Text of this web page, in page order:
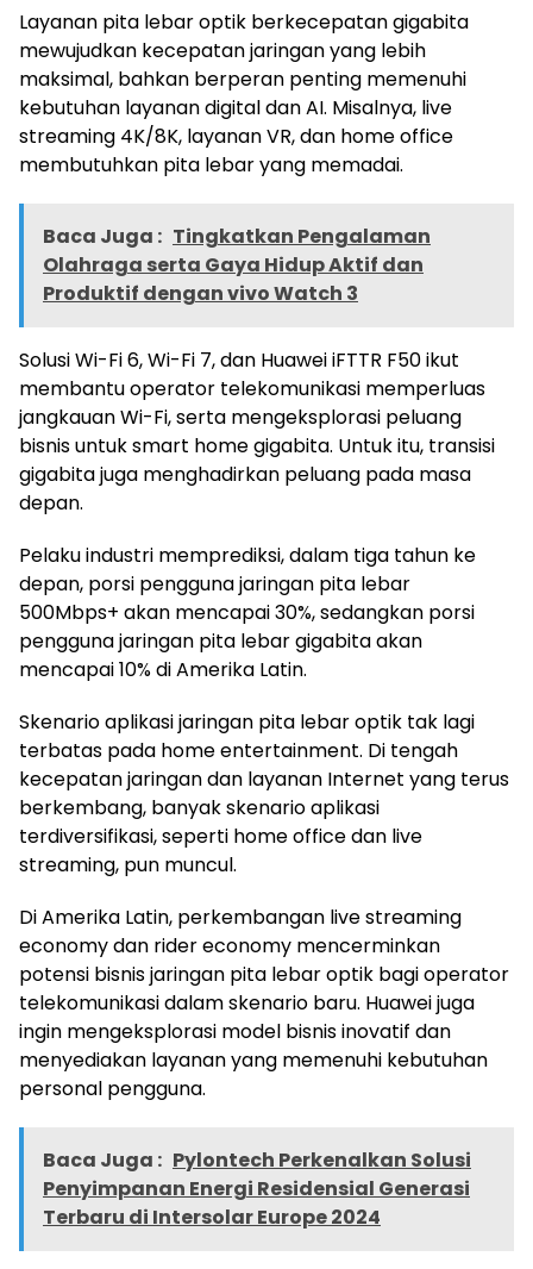
Layanan pita lebar optik berkecepatan gigabita
mewujudkan kecepatan jaringan yang lebih
maksimal, bahkan berperan penting memenuhi
kebutuhan layanan digital dan AI. Misalnya, live
streaming 4K/8K, layanan VR, dan home office
membutuhkan pita lebar yang memadai.
Baca Juga : Tingkatkan Pengalaman
Olahraga serta Gaya Hidup Aktif dan
Produktif dengan vivo Watch 3
Solusi Wi-Fi 6, Wi-Fi 7, dan Huawei iFTTR F50 ikut
membantu operator telekomunikasi memperluas
jangkauan Wi-Fi, serta mengeksplorasi peluang
bisnis untuk smart home gigabita. Untuk itu, transisi
gigabita juga menghadirkan peluang pada masa
depan.
Pelaku industri memprediksi, dalam tiga tahun ke
depan, porsi pengguna jaringan pita lebar
500Mbps+ akan mencapai 30%, sedangkan porsi
pengguna jaringan pita lebar gigabita akan
mencapai 10% di Amerika Latin.
Skenario aplikasi jaringan pita lebar optik tak lagi
terbatas pada home entertainment. Di tengah
kecepatan jaringan dan layanan Internet yang terus
berkembang, banyak skenario aplikasi
terdiversifikasi, seperti home office dan live
streaming, pun muncul.
Di Amerika Latin, perkembangan live streaming
economy dan rider economy mencerminkan
potensi bisnis jaringan pita lebar optik bagi operator
telekomunikasi dalam skenario baru. Huawei juga
ingin mengeksplorasi model bisnis inovatif dan
menyediakan layanan yang memenuhi kebutuhan
personal pengguna.
Baca Juga : Pylontech Perkenalkan Solusi
Penyimpanan Energi Residensial Generasi
Terbaru di Intersolar Europe 2024